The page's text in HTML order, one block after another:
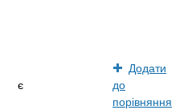
є
Додати
до
порівняння